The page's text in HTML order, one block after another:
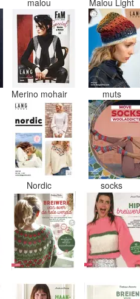
malou Malou Light
Merino mohair muts
Nordic socks